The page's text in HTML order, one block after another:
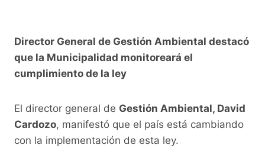
Director General de Gestión Ambiental destacó
que la Municipalidad monitoreará el
cumplimiento de la ley
El director general de Gestión Ambiental, David
Cardozo, manifestó que el país está cambiando
con la implementación de esta ley.